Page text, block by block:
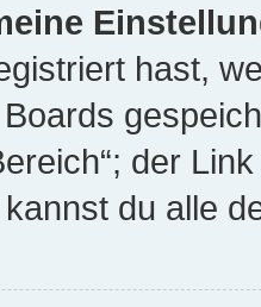
hast,
der
du alle